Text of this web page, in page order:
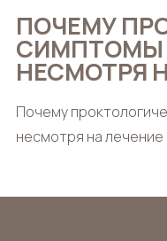
ПОЧЕМУ
СИМПТОМЫ
НЕСМОТРЯ
Почему
несмотря на лечение